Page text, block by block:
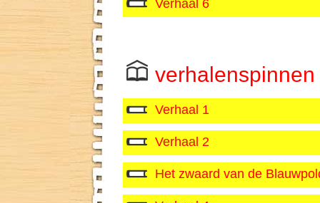
Verhaal 6
verhalenspinnen
Verhaal 1
Verhaal 2
Het zwaard van de